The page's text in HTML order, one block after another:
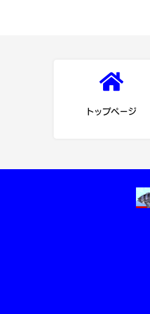
トップページ